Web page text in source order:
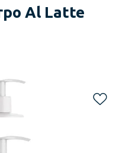
Al Latte